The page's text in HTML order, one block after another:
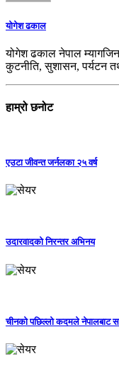
योगेश ढकाल
योगेश ढकाल नेपाल
कुटनीति, सुशासन, पर्यटन
हाम्रो छनोट
एउटा जीवन्त जर्नलका २५ वर्ष
उदारवादको निरन्तर अभिनय
चीनको पछिल्लो कदमले नेपालबाट